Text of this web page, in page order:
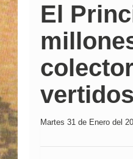
El
Martes 31 de Enero del